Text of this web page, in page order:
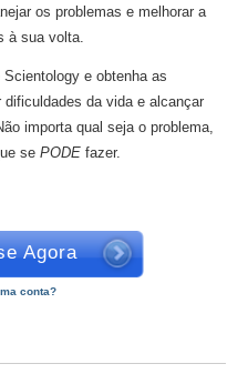
os problemas e melhorar a
à sua volta.
e obtenha as
dificuldades da vida e alcançar
importa qual seja o problema,
se PODE fazer.
Agora
conta?